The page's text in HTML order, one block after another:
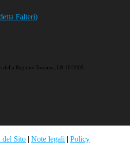
Falteri)
Regione Toscana, LR 10/2008.
del Sito | Note legali | Policy